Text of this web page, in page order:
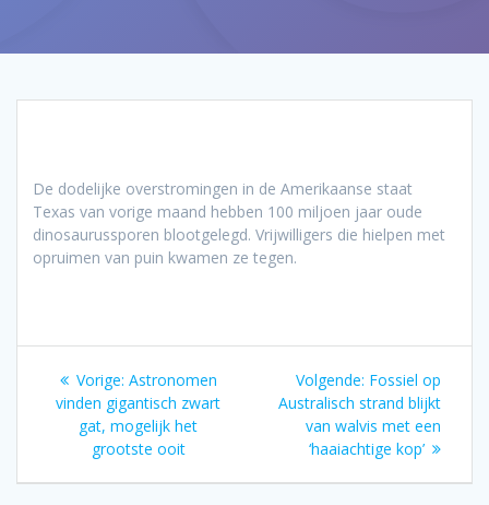
De dodelijke overstromingen in de Amerikaanse staat
Texas van vorige maand hebben 100 miljoen jaar oude
dinosaurussporen blootgelegd. Vrijwilligers die hielpen met
opruimen van puin kwamen ze tegen.
Bericht
navigatie
Vorige: Vorig
bericht:
Astronomen
vinden gigantisch zwart
gat, mogelijk het
grootste ooit
Volgende: Volgend
bericht:
Fossiel op
Australisch strand blijkt
van walvis met een
‘haaiachtige kop’